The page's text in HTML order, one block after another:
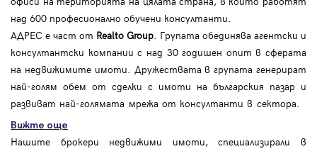
над 600 професионално обучени консултанти.
АДРЕС е част от Realto Group. Групата обединява агентски и
консултантски компании с над 30 годишен опит в сферата
на недвижимите имоти. Дружествата в групата генерират
най-голям обем от сделки с имоти на българския пазар и
развиват най-голямата мрежа от консултанти в сектора.
Вижте още
Нашите брокери недвижими имоти, специализирали в